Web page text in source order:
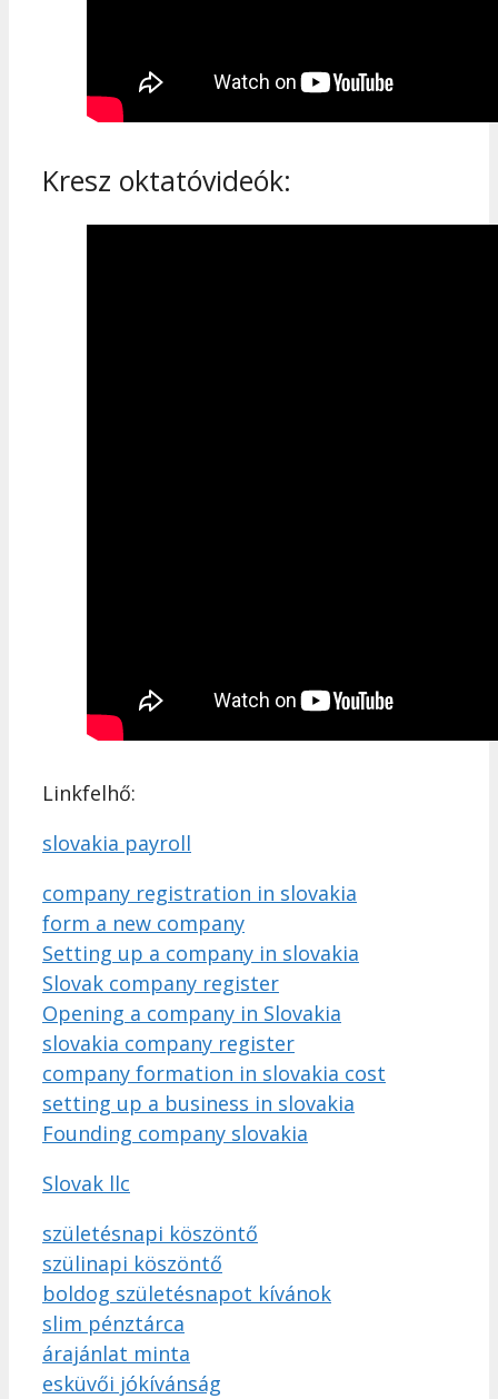
Kresz oktatóvideók:
Linkfelhő:
slovakia payroll
company registration in slovakia
form a new company
Setting up a company in slovakia
Slovak company register
Opening a company in Slovakia
slovakia company register
company formation in slovakia cost
setting up a business in slovakia
Founding company slovakia
Slovak llc
születésnapi köszöntő
szülinapi köszöntő
boldog születésnapot kívánok
slim pénztárca
árajánlat minta
esküvői jókívánság